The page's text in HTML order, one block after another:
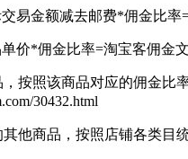
金额减去邮费*佣金比率
价*佣金比率=淘宝客佣金
照该商品对应的佣金比
30432.html
商品，按照店铺各类目统